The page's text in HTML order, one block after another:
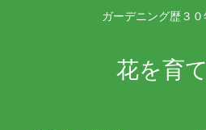
ガーデニング歴３
花を育